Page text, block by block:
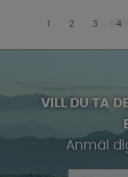
1 2 3 4
VILL DU TA
Anmäl